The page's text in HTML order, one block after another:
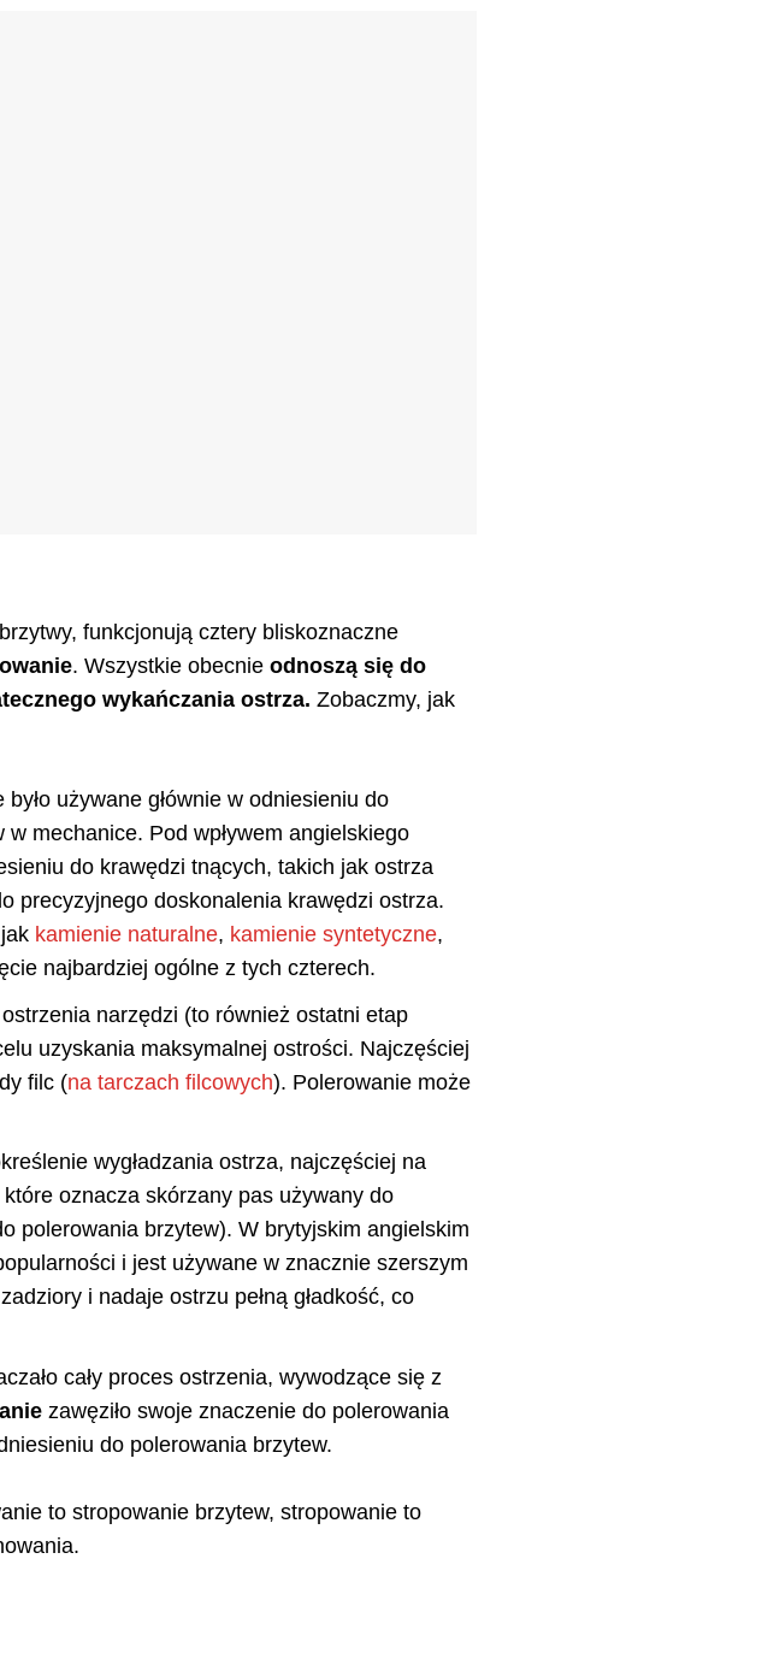
funkcjonują cztery bliskoznaczne
. Wszystkie obecnie odnoszą się do
wykańczania ostrza. Zobaczmy, jak
było używane głównie w odniesieniu do
mechanice. Pod wpływem angielskiego
do krawędzi tnących, takich jak ostrza
precyzyjnego doskonalenia krawędzi ostrza.
kamienie naturalne, kamienie syntetyczne,
najbardziej ogólne z tych czterech.
narzędzi (to również ostatni etap
uzyskania maksymalnej ostrości. Najczęściej
filc (na tarczach filcowych). Polerowanie może
wygładzania ostrza, najczęściej na
które oznacza skórzany pas używany do
polerowania brzytew). W brytyjskim angielskim
i jest używane w znacznie szerszym
i nadaje ostrzu pełną gładkość, co
cały proces ostrzenia, wywodzące się z
zawęziło swoje znaczenie do polerowania
do polerowania brzytew.
to stropowanie brzytew, stropowanie to